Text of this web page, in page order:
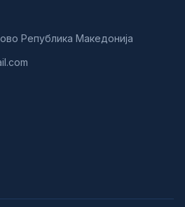
Република Македонија